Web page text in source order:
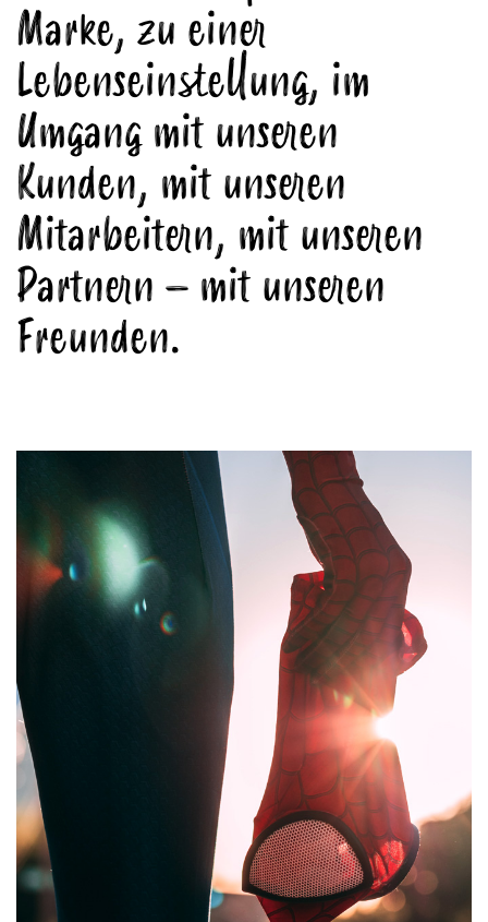
Marke, zu einer
Lebenseinstellung, im
Umgang mit unseren
Kunden, mit unseren
Mitarbeitern, mit unseren
Partnern – mit unseren
Freunden.